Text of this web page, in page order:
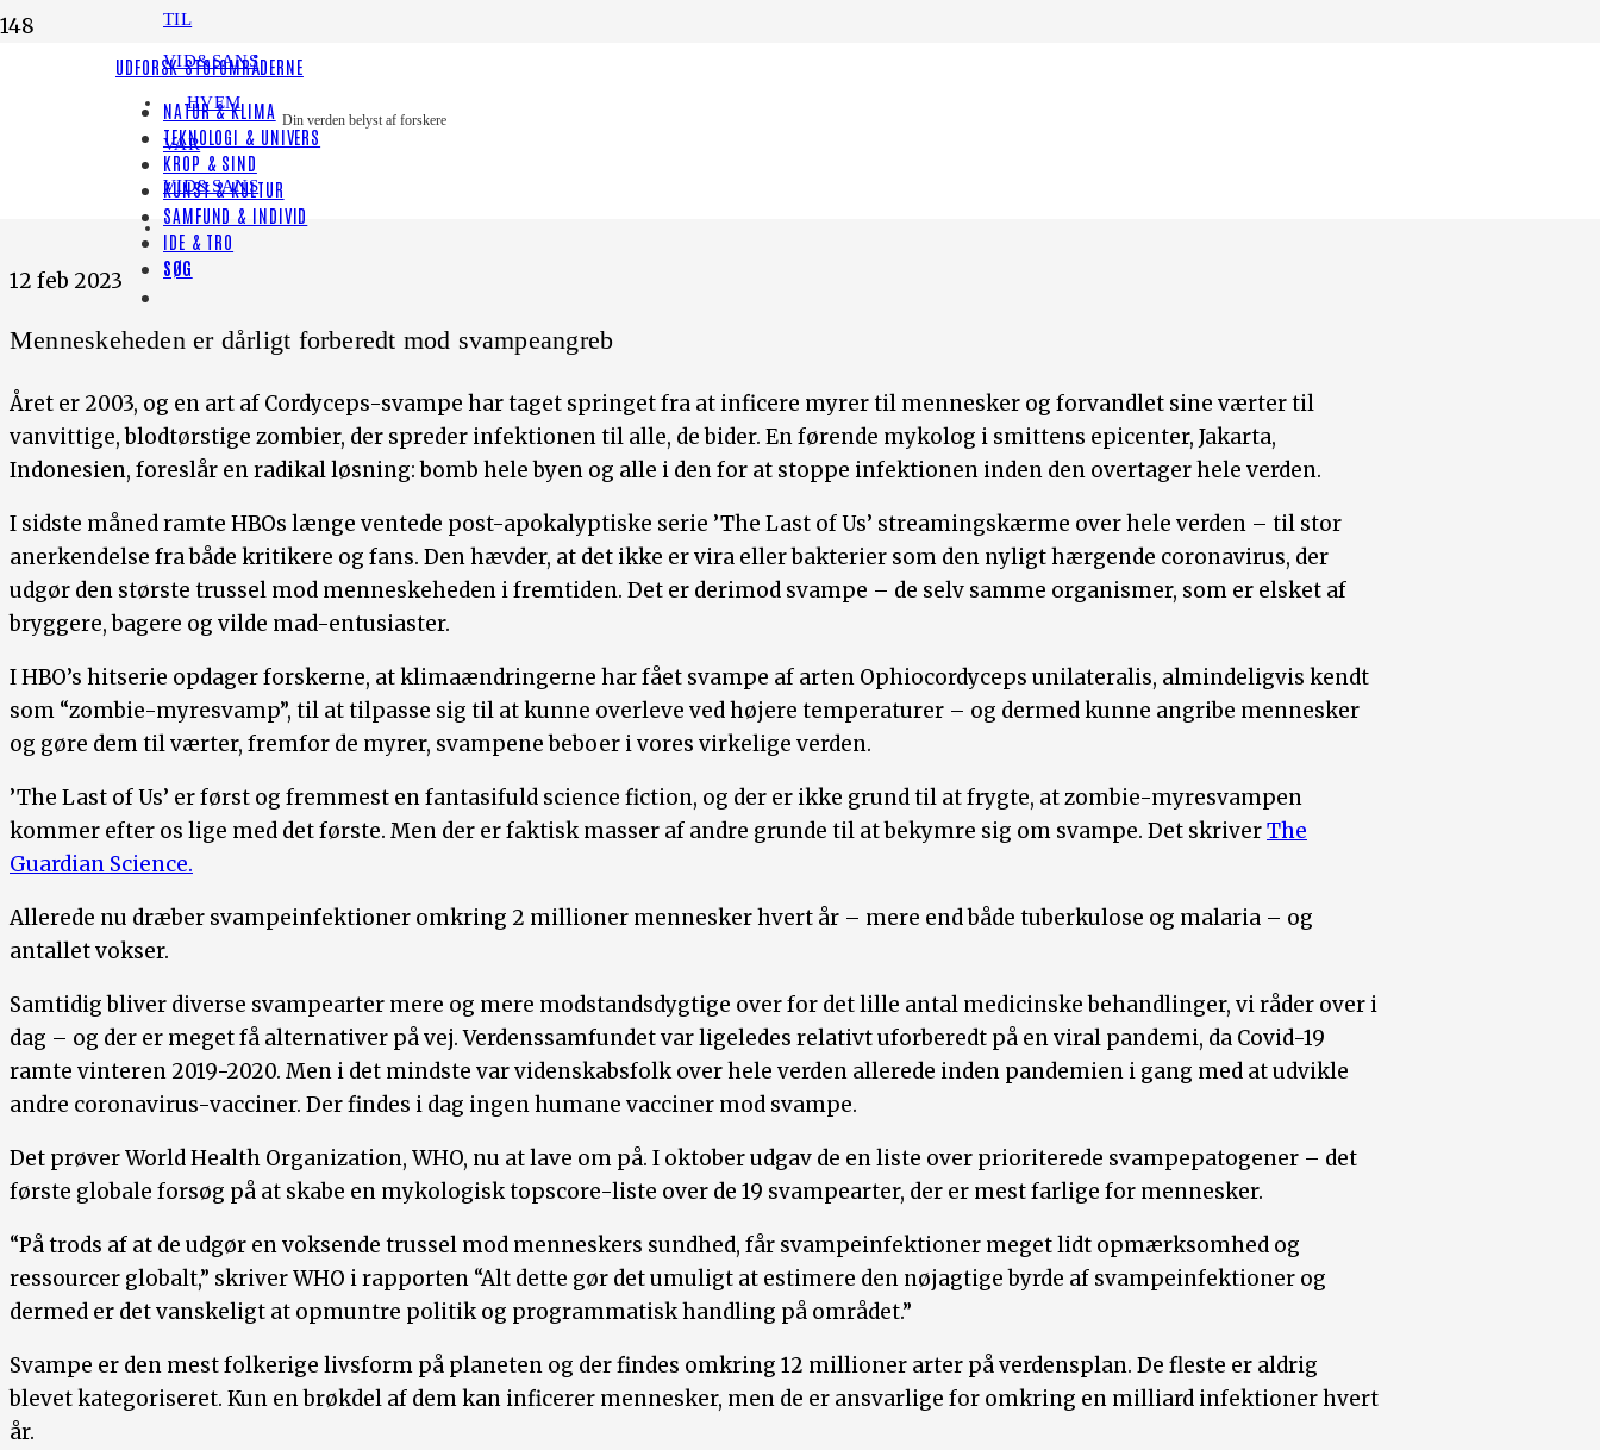
TIL
VID&SANS
HVEM
VAR
VID&SANS
Din verden belyst af forskere
UDFORSK STOFOMRÅDERNE
NATUR & KLIMA
TEKNOLOGI & UNIVERS
KROP & SIND
KUNST & KULTUR
SAMFUND & INDIVID
IDE & TRO
SØG
Nyt fra forskningen
12 feb 2023
Menneskeheden er dårligt forberedt mod svampeangreb
Året er 2003, og en art af Cordyceps-svampe har taget springet fra at inficere myrer til mennesker og forvandlet sine værter til
vanvittige, blodtørstige zombier, der spreder infektionen til alle, de bider. En førende mykolog i smittens epicenter, Jakarta,
Indonesien, foreslår en radikal løsning: bomb hele byen og alle i den for at stoppe infektionen inden den overtager hele verden.
I sidste måned ramte HBOs længe ventede post-apokalyptiske serie ’The Last of Us’ streamingskærme over hele verden – til stor
anerkendelse fra både kritikere og fans. Den hævder, at det ikke er vira eller bakterier som den nyligt hærgende coronavirus, der
udgør den største trussel mod menneskeheden i fremtiden. Det er derimod svampe – de selv samme organismer, som er elsket af
bryggere, bagere og vilde mad-entusiaster.
I HBO’s hitserie opdager forskerne, at klimaændringerne har fået svampe af arten Ophiocordyceps unilateralis, almindeligvis kendt
som “zombie-myresvamp”, til at tilpasse sig til at kunne overleve ved højere temperaturer – og dermed kunne angribe mennesker
og gøre dem til værter, fremfor de myrer, svampene beboer i vores virkelige verden.
’The Last of Us’ er først og fremmest en fantasifuld science fiction, og der er ikke grund til at frygte, at zombie-myresvampen
kommer efter os lige med det første. Men der er faktisk masser af andre grunde til at bekymre sig om svampe. Det skriverThe
Guardian Science.
Allerede nu dræber svampeinfektioner omkring 2 millioner mennesker hvert år – mere end både tuberkulose og malaria – og
antallet vokser.
Samtidig bliver diverse svampearter mere og mere modstandsdygtige over for det lille antal medicinske behandlinger, vi råder over i
dag – og der er meget få alternativer på vej. Verdenssamfundet var ligeledes relativt uforberedt på en viral pandemi, da Covid-19
ramte vinteren 2019-2020. Men i det mindste var videnskabsfolk over hele verden allerede inden pandemien i gang med at udvikle
andre coronavirus-vacciner. Der findes i dag ingen humane vacciner mod svampe.
Det prøver World Health Organization, WHO, nu at lave om på. I oktober udgav de en liste over prioriterede svampepatogener – det
første globale forsøg på at skabe en mykologisk topscore-liste over de 19 svampearter, der er mest farlige for mennesker.
“På trods af at de udgør en voksende trussel mod menneskers sundhed, får svampeinfektioner meget lidt opmærksomhed og
ressourcer globalt,” skriver WHO i rapporten “Alt dette gør det umuligt at estimere den nøjagtige byrde af svampeinfektioner og
dermed er det vanskeligt at opmuntre politik og programmatisk handling på området.”
Svampe er den mest folkerige livsform på planeten og der findes omkring 12 millioner arter på verdensplan. De fleste er aldrig
blevet kategoriseret. Kun en brøkdel af dem kan inficerer mennesker, men de er ansvarlige for omkring en milliard infektioner hvert
år.